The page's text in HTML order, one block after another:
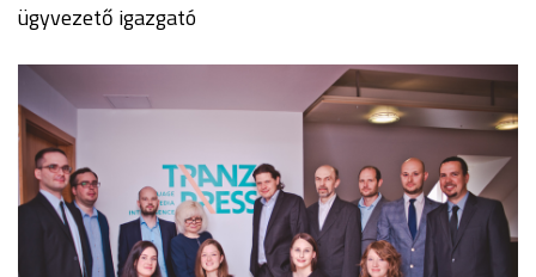
ügyvezető igazgató